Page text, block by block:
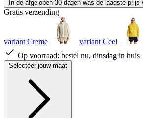
In de afgelopen 30 dagen was de laagste
Gratis verzending
variant Creme
variant Geel
Op voorraad: bestel nu, dinsdag in huis
Selecteer jouw maat